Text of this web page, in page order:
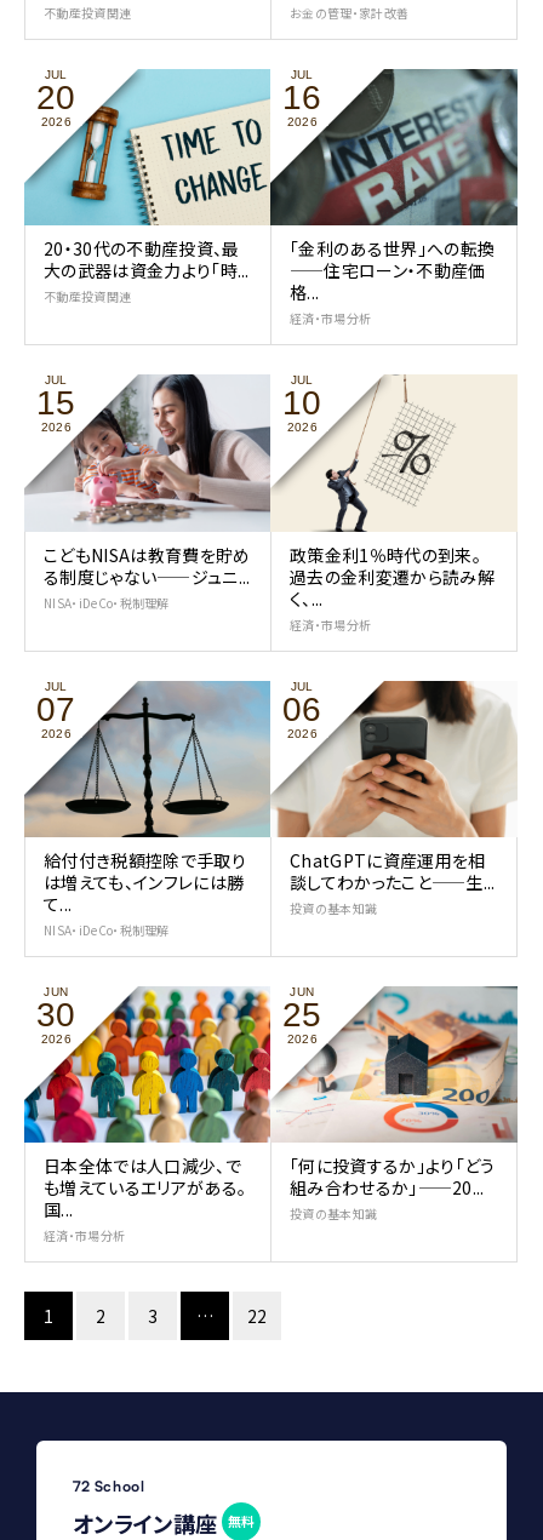
不動産投資関連 お金の管理・家計改善
JUL
20
2026
20・30代の不動産投資、最
大の武器は資金力より「時...
不動産投資関連
JUL
16
2026
「金利のある世界」への転換
——住宅ローン・不動産価
格...
経済・市場分析
JUL
15
2026
こどもNISAは教育費を貯め
る制度じゃない——ジュニ...
NISA・iDeCo・税制理解
JUL
10
2026
政策金利1％時代の到来。
過去の金利変遷から読み解
く、...
経済・市場分析
JUL
07
2026
給付付き税額控除で手取り
は増えても、インフレには勝
て...
NISA・iDeCo・税制理解
JUL
06
2026
ChatGPTに資産運用を相
談してわかったこと——生...
投資の基本知識
JUN
30
2026
日本全体では人口減少、で
も増えているエリアがある。
国...
経済・市場分析
JUN
25
2026
「何に投資するか」より「どう
組み合わせるか」——20...
投資の基本知識
1 2 3 … 22
72 School
オンライン講座 無料